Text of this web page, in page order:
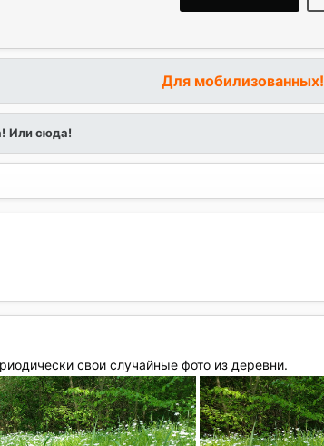
Для мобилизованных!
Или сюда!
свои случайные фото из деревни.